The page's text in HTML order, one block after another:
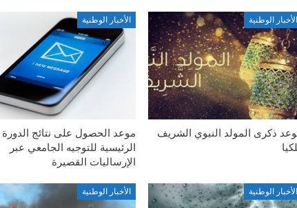
الأخبار الوطنية
ذكرى المولد النبوي الشريف
الأخبار الوطنية
موعد الحصول على نتائج الدورة
الرئيسية للتوجيه الجامعي عبر
الإرساليات القصيرة
الأخبار الوطنية الأخبار الوطنية